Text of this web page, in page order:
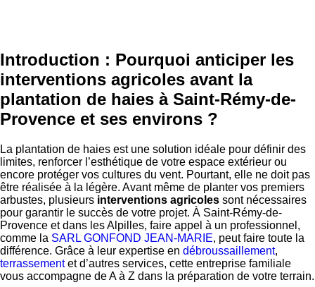
Introduction : Pourquoi anticiper les
interventions agricoles avant la
plantation de haies à Saint-Rémy-de-
Provence et ses environs ?
La plantation de haies est une solution idéale pour définir des
limites, renforcer l’esthétique de votre espace extérieur ou
encore protéger vos cultures du vent. Pourtant, elle ne doit pas
être réalisée à la légère. Avant même de planter vos premiers
arbustes, plusieurs interventions agricoles sont nécessaires
pour garantir le succès de votre projet. À Saint-Rémy-de-
Provence et dans les Alpilles, faire appel à un professionnel,
comme la SARL GONFOND JEAN-MARIE, peut faire toute la
différence. Grâce à leur expertise en débroussaillement,
terrassementet d’autres services, cette entreprise familiale
vous accompagne de A à Z dans la préparation de votre terrain.